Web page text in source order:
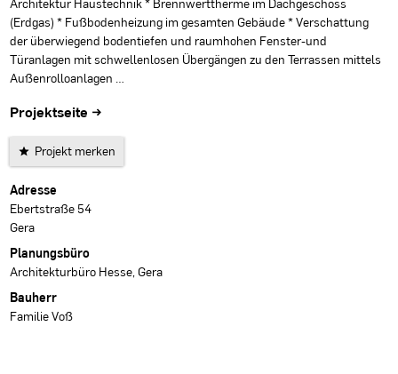
(Erdgas) * Fußbodenheizung im gesamten Gebäude * Verschattung
der überwiegend bodentiefen und raumhohen Fenster-und
Türanlagen mit schwellenlosen Übergängen zu den Terrassen mittels
Außenrolloanlagen …
Projektseite →
Projekt merken
Projektdaten
Adresse
Ebertstraße 54
Gera
Planungsbüro
Architekturbüro Hesse, Gera
Bauherr
Familie Voß